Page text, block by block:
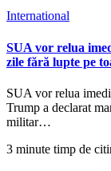
International
SUA vor relua
zile fără lupte pe
SUA vor relua
Trump a declarat
militar…
3 minute timp de